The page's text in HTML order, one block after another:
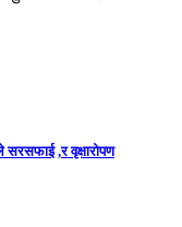
सरसफाई ,र वृक्षारोपण